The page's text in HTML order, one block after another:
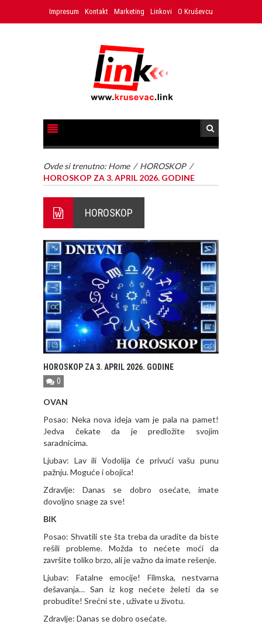
Impresum Kontakt Marketing Linkovi O Kruševcu
Ovde si trenutno: Home / HOROSKOP /
HOROSKOP ZA 3. APRIL 2026. GODINE
HOROSKOP
HOROSKOP ZA 3. APRIL 2026. GODINE
0
OVAN
Posao: Neka nova ideja vam je pala na pamet!
Jedva čekate da je predložite svojim
saradnicima.
Ljubav: Lav ili Vodolija će privući vašu punu
pažnju. Moguće i obojica!
Zdravlje: Danas se dobro osećate, imate
dovoljno snage za sve!
BIK
Posao: Shvatili ste šta treba da uradite da biste
rešili probleme. Možda to nećete moći da
završite toliko brzo, ali je važno da imate rešenje.
Ljubav: Fatalne emocije! Filmska, nestvarna
dešavanja… San iz kog nećete želeti da se
probudite! Srećni ste , uživate u životu.
Zdravlje: Danas se dobro osećate.